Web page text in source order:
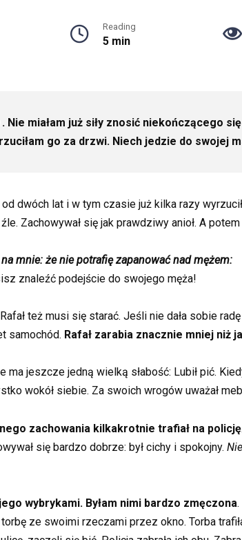
Reading
5 min
. Nie miałam już siły znosić niekończącego
go za drzwi. Niech jedzie do swojej
od dwóch lat i w tym czasie już kilka razy
Zachowywał się jak prawdziwy anioł. A
mnie: że nie potrafię zapanować nad mężem:
znaleźć podejście do swojego męża!
też musi się starać. Jeśli nie dała sobie
samochód. Rafał zarabia znacznie mniej niż
ma jeszcze jedną wielką słabość: Lubił pić.
wokół siebie. Za swoich wrogów uważał
zachowania kilkakrotnie trafiał na policję
się bardzo dobrze: był cichy i spokojny.
wybrykami. Byłam nimi bardzo zmęczona
ze swoimi rzeczami przez okno. Torba